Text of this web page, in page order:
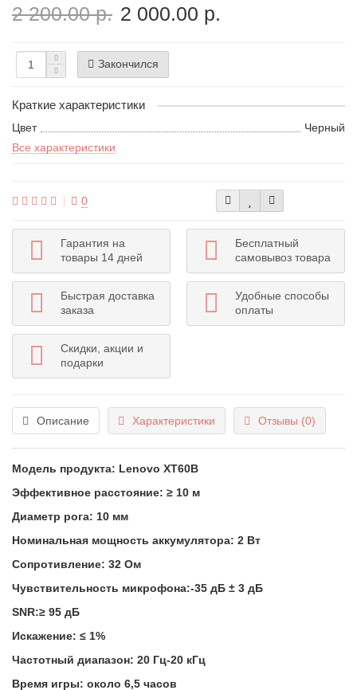
2 200.00 р. 2 000.00 р.
Закончился
Краткие характеристики
Цвет
Черный
Все характеристики
0
Гарантия на
товары 14 дней
Бесплатный
самовывоз товара
Быстрая доставка
заказа
Удобные способы
оплаты
Скидки, акции и
подарки
Описание Характеристики Отзывы (0)
Модель продукта: Lenovo XT60B
Эффективное расстояние: ≥ 10 м
Диаметр рога: 10 мм
Номинальная мощность аккумулятора: 2 Вт
Сопротивление: 32 Ом
Чувствительность микрофона:-35 дБ ± 3 дБ
SNR:≥ 95 дБ
Искажение: ≤ 1%
Частотный диапазон: 20 Гц-20 кГц
Время игры: около 6,5 часов